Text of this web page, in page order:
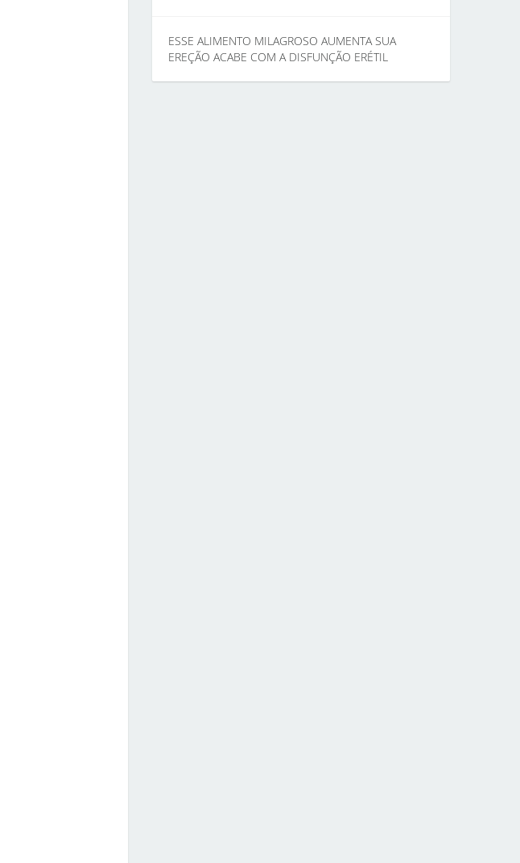
ESSE ALIMENTO MILAGROSO AUMENTA SUA
EREÇÃO ACABE COM A DISFUNÇÃO ERÉTIL